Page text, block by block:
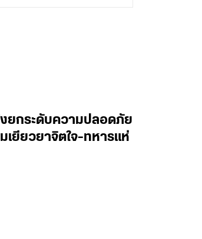
ยกระดับความปลอดภัย
เยียวยาจิตใจ-ทหารแห่